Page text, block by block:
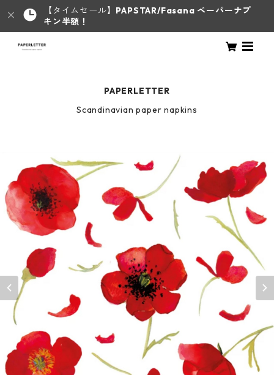
【タイムセール】 PAPSTAR/Fasana ペーパーナプ
キン半額！
PAPERLETTER
Scandinavian paper napkins